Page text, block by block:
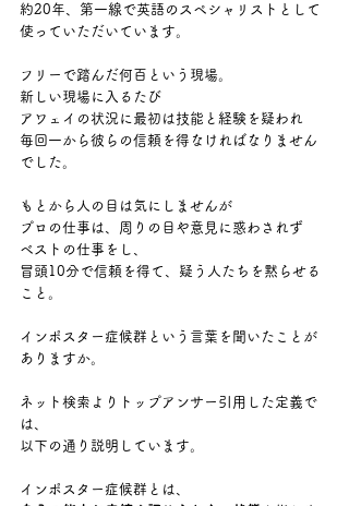
約20年、第一線で英語のスペシャリストとして
使っていただいています。
フリーで踏んだ何百という現場。
新しい現場に入るたび
アワェイの状況に最初は技能と経験を疑われ
毎回一から彼らの信頼を得なければなりません
でした。
もとから人の目は気にしませんが
プロの仕事は、周りの目や意見に惑わされず
ベストの仕事をし、
冒頭10分で信頼を得て、疑う人たちを黙らせる
こと。
インポスター症候群という言葉を聞いたことが
ありますか。
ネット検索よりトップアンサー引用した定義で
は、
以下の通り説明しています。
インポスター症候群とは、